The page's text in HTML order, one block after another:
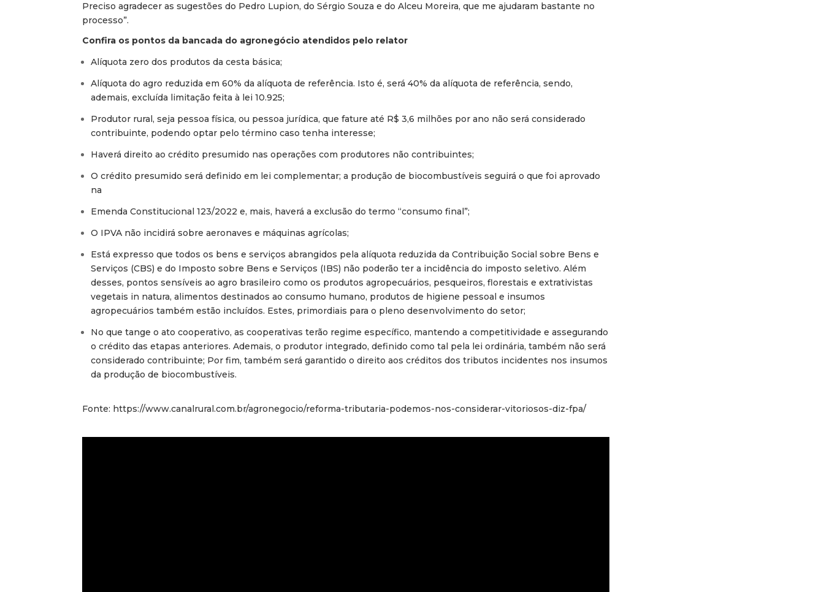
Preciso agradecer as sugestões do Pedro Lupion, do Sérgio Souza e do Alceu Moreira, que me ajudaram bastante no
processo”.
Confira os pontos da bancada do agronegócio atendidos pelo relator
Alíquota zero dos produtos da cesta básica;
Alíquota do agro reduzida em 60% da alíquota de referência. Isto é, será 40% da alíquota de referência, sendo,
ademais, excluída limitação feita à lei 10.925;
Produtor rural, seja pessoa física, ou pessoa jurídica, que fature até R$ 3,6 milhões por ano não será considerado
contribuinte, podendo optar pelo término caso tenha interesse;
Haverá direito ao crédito presumido nas operações com produtores não contribuintes;
O crédito presumido será definido em lei complementar; a produção de biocombustíveis seguirá o que foi aprovado
na
Emenda Constitucional 123/2022 e, mais, haverá a exclusão do termo “consumo final”;
O IPVA não incidirá sobre aeronaves e máquinas agrícolas;
Está expresso que todos os bens e serviços abrangidos pela alíquota reduzida da Contribuição Social sobre Bens e
Serviços (CBS) e do Imposto sobre Bens e Serviços (IBS) não poderão ter a incidência do imposto seletivo. Além
desses, pontos sensíveis ao agro brasileiro como os produtos agropecuários, pesqueiros, florestais e extrativistas
vegetais in natura, alimentos destinados ao consumo humano, produtos de higiene pessoal e insumos
agropecuários também estão incluídos. Estes, primordiais para o pleno desenvolvimento do setor;
No que tange o ato cooperativo, as cooperativas terão regime específico, mantendo a competitividade e assegurando
o crédito das etapas anteriores. Ademais, o produtor integrado, definido como tal pela lei ordinária, também não será
considerado contribuinte; Por fim, também será garantido o direito aos créditos dos tributos incidentes nos insumos
da produção de biocombustíveis.
Fonte: https://www.canalrural.com.br/agronegocio/reforma-tributaria-podemos-nos-considerar-vitoriosos-diz-fpa/